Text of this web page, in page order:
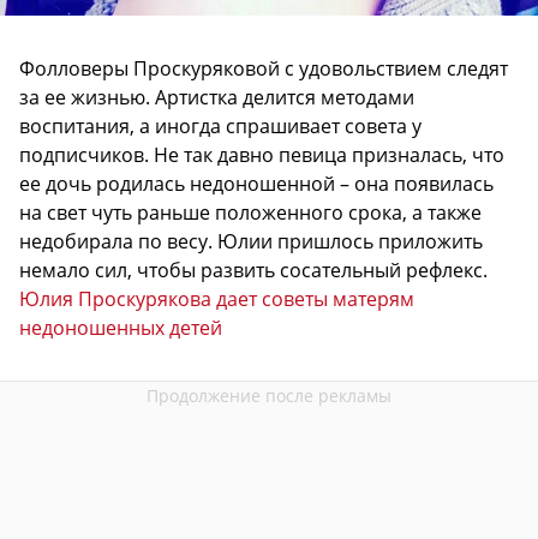
Фолловеры Проскуряковой с удовольствием следят
за ее жизнью. Артистка делится методами
воспитания, а иногда спрашивает совета у
подписчиков. Не так давно певица призналась, что
ее дочь родилась недоношенной – она появилась
на свет чуть раньше положенного срока, а также
недобирала по весу. Юлии пришлось приложить
немало сил, чтобы развить сосательный рефлекс.
Юлия Проскурякова дает советы матерям
недоношенных детей